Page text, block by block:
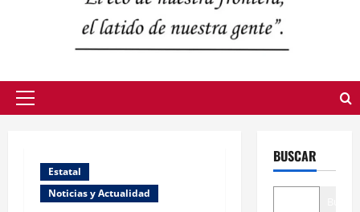
Primary
Estatal
Noticias y Actualidad
BUSCAR